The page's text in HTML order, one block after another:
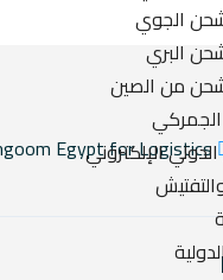
الجوي
البري
من الصين
الإلكتروني